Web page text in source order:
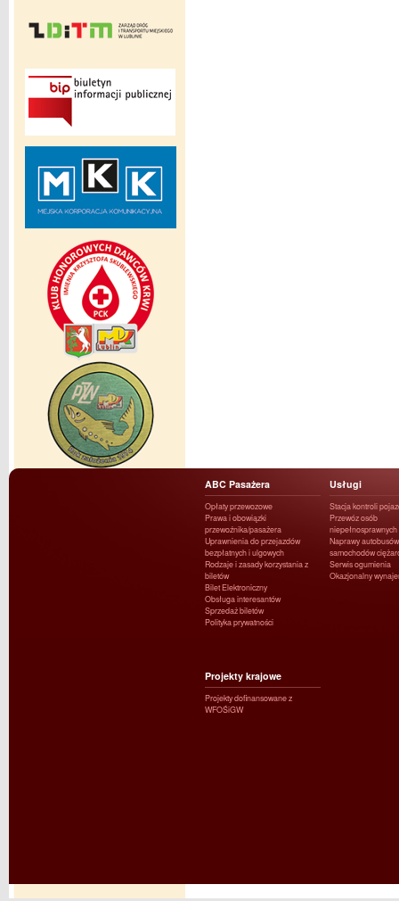
ABC Pasażera
Opłaty przewozowe
Prawa i obowiązki
przewoźnika/pasażera
Uprawnienia do przejazdów
bezpłatnych i ulgowych
Rodzaje i zasady korzystania z
biletów
Bilet Elektroniczny
Obsługa interesantów
Sprzedaż biletów
Polityka prywatności
Usługi
Stacja kontroli
Przewóz osób
niepełnosprawnych
Naprawy
samochodów
Serwis ogumienia
Okazjonalny
Projekty krajowe
Projekty dofinansowane z
WFOŚiGW